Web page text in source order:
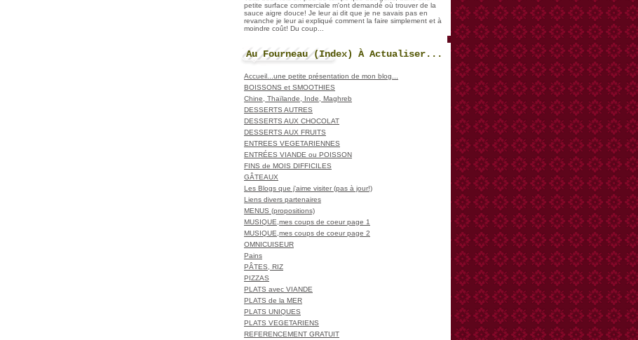
petite surface commerciale m'ont demandé où trouver de la
sauce aigre douce! Je leur ai dit que je ne savais pas en
revanche je leur ai expliqué comment la faire simplement et à
moindre coût! Du coup...
Au Fourneau (Index) À Actualiser...
Accueil...une petite présentation de mon blog...
BOISSONS et SMOOTHIES
Chine, Thaïlande, Inde, Maghreb
DESSERTS AUTRES
DESSERTS AUX CHOCOLAT
DESSERTS AUX FRUITS
ENTREES VEGETARIENNES
ENTRÉES VIANDE ou POISSON
FINS de MOIS DIFFICILES
GÂTEAUX
Les Blogs que j'aime visiter (pas à jour!)
Liens divers partenaires
MENUS (propositions)
MUSIQUE,mes coups de coeur page 1
MUSIQUE,mes coups de coeur page 2
OMNICUISEUR
Pains
PÂTES, RIZ
PIZZAS
PLATS avec VIANDE
PLATS de la MER
PLATS UNIQUES
PLATS VEGETARIENS
REFERENCEMENT GRATUIT